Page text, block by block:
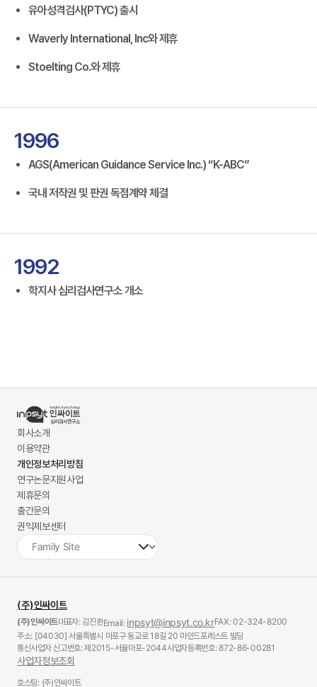
유아성격검사(PTYC) 출시
Waverly International, Inc와 제휴
Stoelting Co.와 제휴
1996
AGS(American Guidance Service Inc.) “K-ABC”
국내 저작권 및 판권 독점계약 체결
1992
학지사 심리검사연구소 개소
회사소개
이용약관
개인정보처리방침
연구논문지원사업
제휴문의
출간문의
권익제보센터
(주)인싸이트
(주)인싸이트대표자: 김진환Email: inpsyt@inpsyt.co.krFAX: 02-324-8200
주소: [04030] 서울특별시 마포구 동교로 18길 20 마인드포레스트 빌딩
통신사업자 신고번호: 제2015-서울마포-2044사업자등록번호: 872-86-00281
사업자정보조회
호스팅: (주)인싸이트